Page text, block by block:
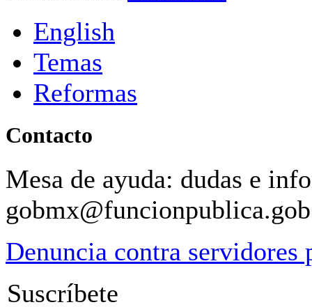
English
Temas
Reformas
Contacto
Mesa de ayuda: dudas e
Denuncia contra servidores
Suscríbete